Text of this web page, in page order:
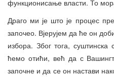
функционисање власти. То
Драго ми је што је процес
започео. Вјерујем да ће он
избора. Због тога, суштинска
ћемо отићи, већ да с
започне и да се он настави